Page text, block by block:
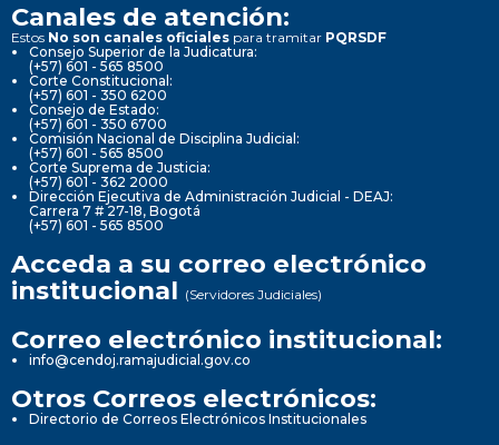
Canales de atención:
Estos No son canales oficiales para tramitar PQRSDF
Consejo Superior de la Judicatura:
(+57) 601 - 565 8500
Corte Constitucional:
(+57) 601 - 350 6200
Consejo de Estado:
(+57) 601 - 350 6700
Comisión Nacional de Disciplina Judicial:
(+57) 601 - 565 8500
Corte Suprema de Justicia:
(+57) 601 - 362 2000
Dirección Ejecutiva de Administración Judicial - DEAJ:
Carrera 7 # 27-18, Bogotá
(+57) 601 - 565 8500
Acceda a su correo electrónico
institucional (Servidores Judiciales)
Correo electrónico institucional:
info@cendoj.ramajudicial.gov.co
Otros Correos electrónicos:
Directorio de Correos Electrónicos Institucionales